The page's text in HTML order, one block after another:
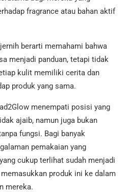
fragrance atau bahan aktif
berarti memahami bahwa
menjadi panduan, tetapi tidak
kulit memiliki cerita dan
produk yang sama.
menempati posisi yang
ajaib, namun juga bukan
fungsi. Bagi banyak
pemakaian yang
cukup terlihat sudah menjadi
produk ini ke dalam
mereka.